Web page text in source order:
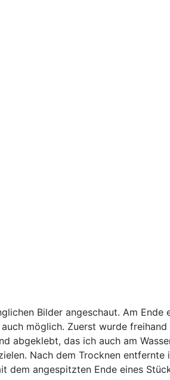
Bilder angeschaut. Am Ende
möglich. Zuerst wurde
abgeklebt, das ich auch am
Nach dem Trocknen entfernte
dem angespitzten Ende eines